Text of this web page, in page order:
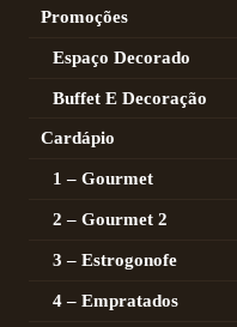
Promoções
Espaço Decorado
Buffet E Decoração
Cardápio
1 – Gourmet
2 – Gourmet 2
3 – Estrogonofe
4 – Empratados